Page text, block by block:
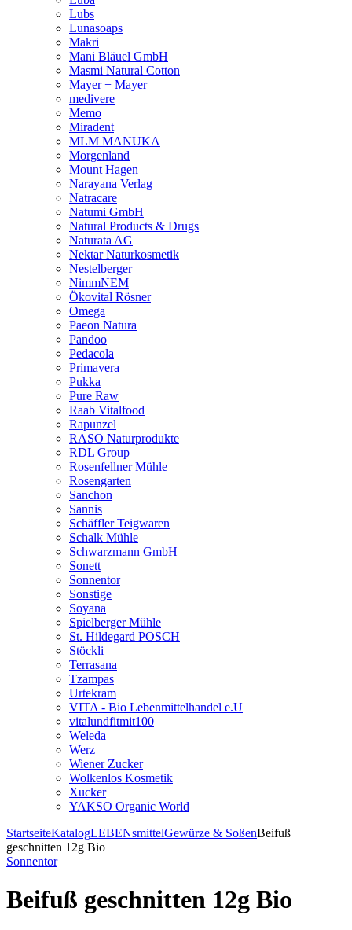
Lubs
Lunasoaps
Makri
Mani Bläuel GmbH
Masmi Natural Cotton
Mayer + Mayer
medivere
Memo
Miradent
MLM MANUKA
Morgenland
Mount Hagen
Narayana Verlag
Natracare
Natumi GmbH
Natural Products & Drugs
Naturata AG
Nektar Naturkosmetik
Nestelberger
NimmNEM
Ökovital Rösner
Omega
Paeon Natura
Pandoo
Pedacola
Primavera
Pukka
Pure Raw
Raab Vitalfood
Rapunzel
RASO Naturprodukte
RDL Group
Rosenfellner Mühle
Rosengarten
Sanchon
Sannis
Schäffler Teigwaren
Schalk Mühle
Schwarzmann GmbH
Sonett
Sonnentor
Sonstige
Soyana
Spielberger Mühle
St. Hildegard POSCH
Stöckli
Terrasana
Tzampas
Urtekram
VITA - Bio Lebenmittelhandel e.U
vitalundfitmit100
Weleda
Werz
Wiener Zucker
Wolkenlos Kosmetik
Xucker
YAKSO Organic World
StartseiteKatalogLEBENsmittelGewürze & SoßenBeifuß
geschnitten 12g Bio
Sonnentor
Beifuß geschnitten 12g Bio